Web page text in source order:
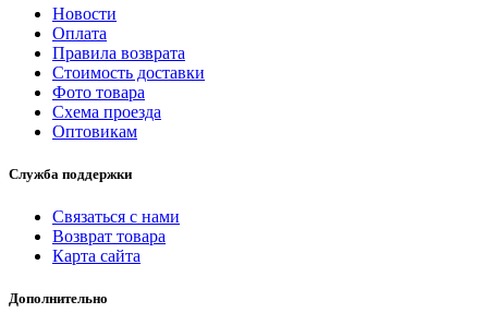
Новости
Оплата
Правила возврата
Стоимость доставки
Фото товара
Схема проезда
Оптовикам
Служба поддержки
Связаться с нами
Возврат товара
Карта сайта
Дополнительно